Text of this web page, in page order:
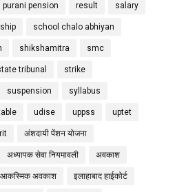
purani pension result salary
school chalo abhiyan
shikshamitra smc
tribunal strike
suspension syllabus
udise uppss uptet
अंशदायी पेंशन योजना
अध्यापक सेवा नियमावली अवकाश
आकस्मिक अवकाश इलाहाबाद हाईकोर्ट